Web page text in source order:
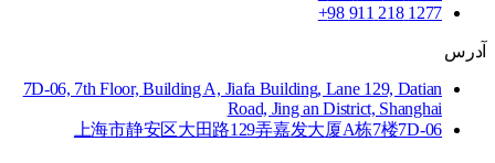
1277 218 911 98+
آدرس
7D-06, 7th Floor, Building A, Jiafa Building, Lane 129, Datian
Road, Jing an District, Shanghai
上海市静安区大田路129弄嘉发大厦A栋7楼7D-06